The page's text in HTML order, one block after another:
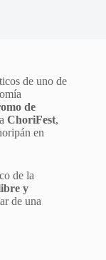
de uno de
de
ChoriFest,
en
de la
y
de una